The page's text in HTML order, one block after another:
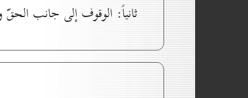
ثانياً: الوقوف إلى جانب الحقّ